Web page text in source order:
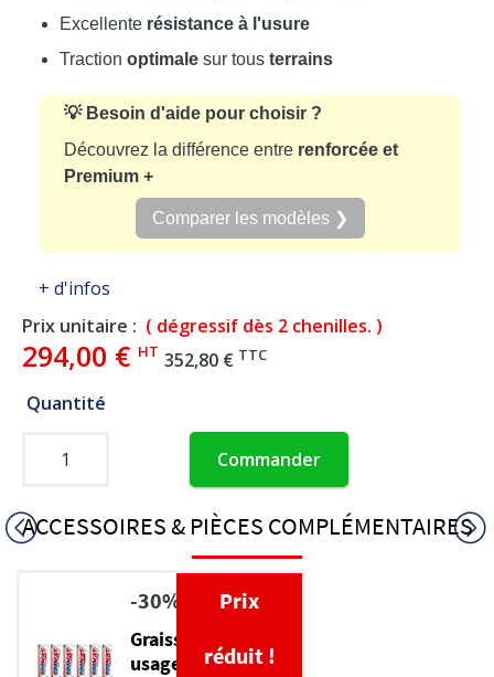
Excellente résistance à l'usure
Traction optimale sur tous terrains
💡 Besoin d'aide pour choisir ?
Découvrez la différence entre renforcée et
Premium +
Comparer les modèles ❯
+ d'infos
Prix unitaire : ( dégressif dès 2 chenilles. )
294,00 € HT 352,80 € TTC
Quantité
Commander
ACCESSOIRES & PIÈCES COMPLÉMENTAIRES
Graisse TP multi-
usage EP 2
Prix
réduit !
-30%